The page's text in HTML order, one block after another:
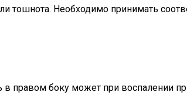
тошнота. Необходимо принимать
в правом боку может при воспалении